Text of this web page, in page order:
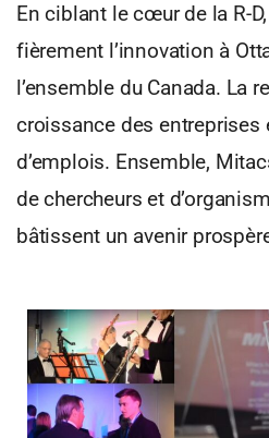
En ciblant le cœur de la R-
fièrement l’innovation à
l’ensemble du Canada. La
croissance des entreprises
d’emplois. Ensemble,
de chercheurs et
bâtissent un avenir